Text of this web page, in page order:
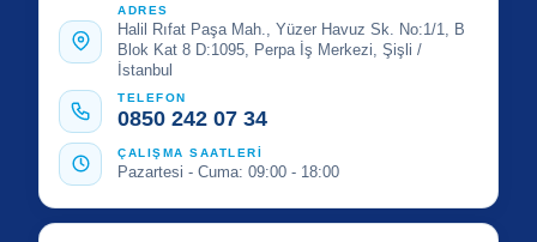
ADRES
Halil Rıfat Paşa Mah., Yüzer Havuz Sk. No:1/1, B
Blok Kat 8 D:1095, Perpa İş Merkezi, Şişli /
İstanbul
TELEFON
0850 242 07 34
ÇALIŞMA SAATLERİ
Pazartesi - Cuma: 09:00 - 18:00